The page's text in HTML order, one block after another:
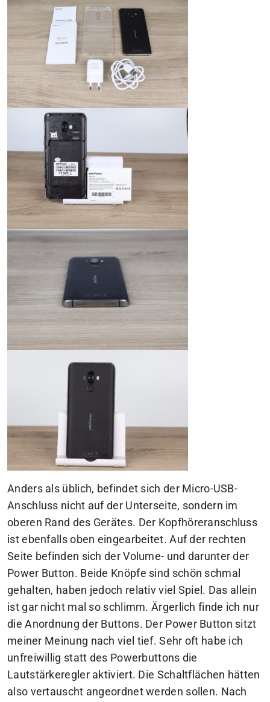
Anders als üblich, befindet sich der Micro-USB-
Anschluss nicht auf der Unterseite, sondern im
oberen Rand des Gerätes. Der Kopfhöreranschluss
ist ebenfalls oben eingearbeitet. Auf der rechten
Seite befinden sich der Volume- und darunter der
Power Button. Beide Knöpfe sind schön schmal
gehalten, haben jedoch relativ viel Spiel. Das allein
ist gar nicht mal so schlimm. Ärgerlich finde ich nur
die Anordnung der Buttons. Der Power Button sitzt
meiner Meinung nach viel tief. Sehr oft habe ich
unfreiwillig statt des Powerbuttons die
Lautstärkeregler aktiviert. Die Schaltflächen hätten
also vertauscht angeordnet werden sollen. Nach